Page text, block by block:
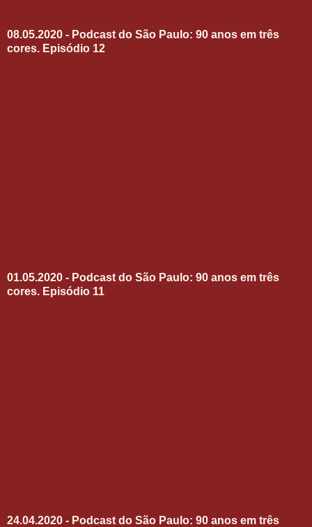
08.05.2020 - Podcast do São Paulo: 90 anos em três
cores. Episódio 12
01.05.2020 - Podcast do São Paulo: 90 anos em três
cores. Episódio 11
24.04.2020 - Podcast do São Paulo: 90 anos em três